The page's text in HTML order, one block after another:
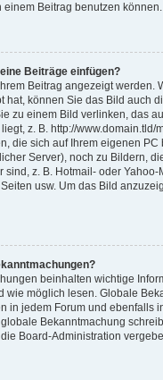
einem Beitrag benutzen können.
Beiträge einfügen?
Beitrag angezeigt werden.
hat, können Sie das Bild auch
zu einem Bild verlinken, das
z. B. http://www.domain.tld/
die sich auf Ihrem eigenen PC
Server), noch zu Bildern,
sind, z. B. Hotmail- oder
usw. Um das Bild
beinhalten wichtige
wie möglich lesen. Globale
in jedem Forum und ebenfalls
Bekanntmachung
Board-Administration